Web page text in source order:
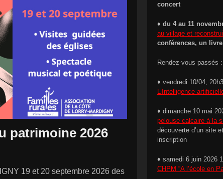
patrimoine 2026
19 et 20 septembre 2026 des
concert
♦ du 4 au 11
au village et
conférences, un livre
Rendez-vous passés :
♦ vendredi 10/04,
L’Intelligence
♦ dimanche 10 mai
pelouse calcaire à la
découverte d’un site
inscription
♦ samedi 6 juin 2026
CHPM “A l’école en